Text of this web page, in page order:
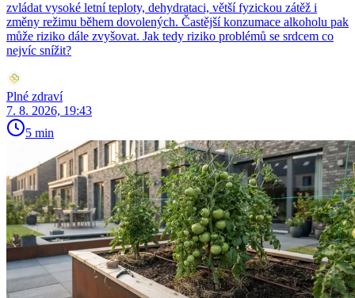
zvládat vysoké letní teploty, dehydrataci, větší fyzickou zátěž i
změny režimu během dovolených. Častější konzumace alkoholu pak
může riziko dále zvyšovat. Jak tedy riziko problémů se srdcem co
nejvíc snížit?
Plné zdraví
7. 8. 2026, 19:43
5 min